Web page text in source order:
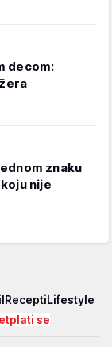
decom:
znaku
nije
ReceptiLifestyle
se